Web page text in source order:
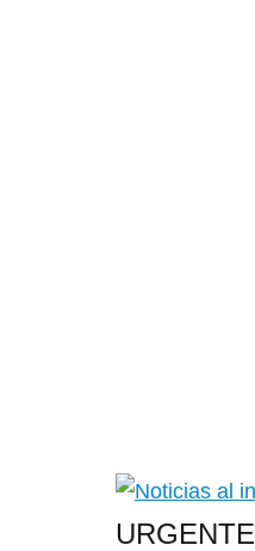
URGENTE